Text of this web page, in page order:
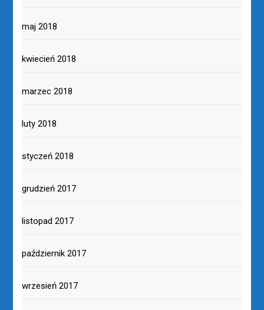
maj 2018
kwiecień 2018
marzec 2018
luty 2018
styczeń 2018
grudzień 2017
listopad 2017
październik 2017
wrzesień 2017